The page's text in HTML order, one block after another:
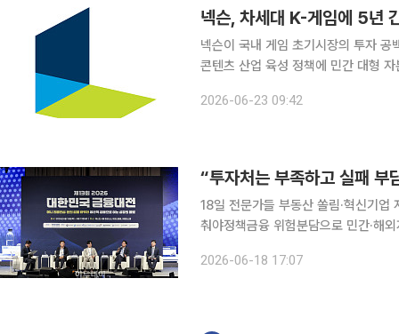
넥슨, 차세대 K-게임에 5년
넥슨이 국내 게임 초기시장의 투자
콘텐츠 산업 육성 정책에 민간 대형
일 밝혔다. 향후 5년간 총 2500억원
2026-06-23 09:42
18일 전문가들 부동산 쏠림·혁신기
춰야정책금융 위험분담으로 민간·해외자본 유입 넓혀야 성장산업
업에서 자금을 끌어들일 만한 사업이
2026-06-18 17:07